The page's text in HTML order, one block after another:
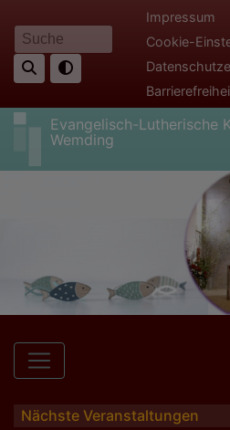
zum
Inhalt
Suche
Impressum
Cookie-
Evangelisch-Lutherische
Wemding
Hauptnavigation
Nächste Veranstaltungen